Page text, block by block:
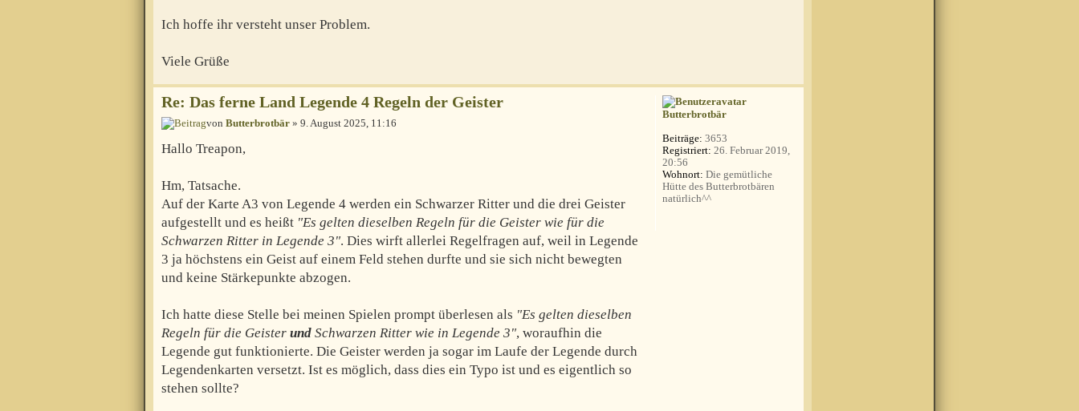
Ich hoffe ihr versteht unser Problem.
Viele Grüße
Re: Das ferne Land Legende 4 Regeln der Geister
von Butterbrotbär » 9. August 2025, 11:16
Hallo Treapon,
Hm, Tatsache.
Auf der Karte A3 von Legende 4 werden ein Schwarzer Ritter und die drei Geister
aufgestellt und es heißt "Es gelten dieselben Regeln für die Geister wie für die
Schwarzen Ritter in Legende 3". Dies wirft allerlei Regelfragen auf, weil in Legende
3 ja höchstens ein Geist auf einem Feld stehen durfte und sie sich nicht bewegten
und keine Stärkepunkte abzogen.
Ich hatte diese Stelle bei meinen Spielen prompt überlesen als "Es gelten dieselben
Regeln für die Geister und Schwarzen Ritter wie in Legende 3", woraufhin die
Legende gut funktionierte. Die Geister werden ja sogar im Laufe der Legende durch
Legendenkarten versetzt. Ist es möglich, dass dies ein Typo ist und es eigentlich so
stehen sollte?
Butterbrotbär
Beiträge: 3653
Registriert: 26. Februar 2019,
20:56
Wohnort: Die gemütliche
Hütte des Butterbrotbären
natürlich^^